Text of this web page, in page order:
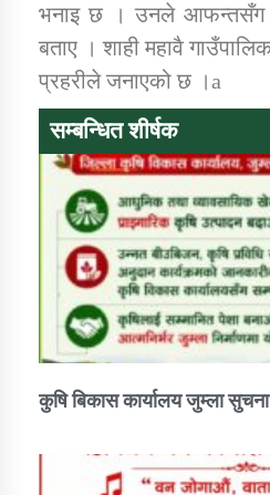
कर्णाली प्राविधि
भनाइ छ । उनले आफन्तसँग
बताए । शाही महावै
प्रहरीले जनाएको छ ।a
सम्बन्धित शीर्षक
कुषि बिकास कार्यालय जुम्ला